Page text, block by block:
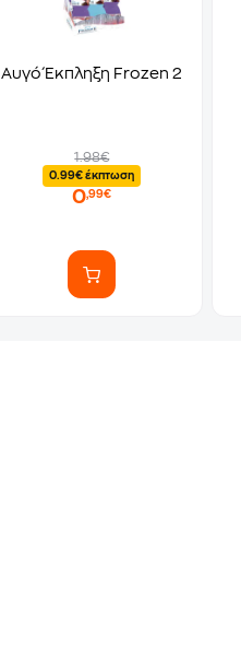
Αυγό Έκπληξη Frozen 2
1.98€
0.99€ έκπτωση
0,99€